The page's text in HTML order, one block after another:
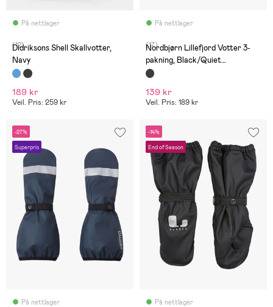
På nettlager
(12)
Didriksons Shell Skallvotter,
Navy
189 kr
Veil. Pris: 259 kr
På nettlager
(17)
Nordbjørn Lillefjord Votter 3-
pakning, Black/Quiet
Shade/Eclipse
139 kr
Veil. Pris: 189 kr
-27%
Superpris
På nettlager
-14%
End of Season
På nettlager